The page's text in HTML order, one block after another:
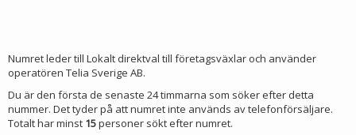
Numret leder till Lokalt direktval till företagsväxlar och använder
operatören Telia Sverige AB.
Du är den första de senaste 24 timmarna som söker efter detta
nummer. Det tyder på att numret inte används av telefonförsäljare.
Totalt har minst 15personer sökt efter numret.